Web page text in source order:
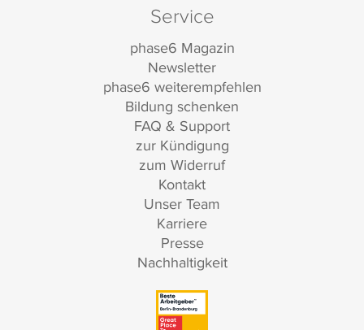
Service
phase6 Magazin
Newsletter
phase6 weiterempfehlen
Bildung schenken
FAQ & Support
zur Kündigung
zum Widerruf
Kontakt
Unser Team
Karriere
Presse
Nachhaltigkeit